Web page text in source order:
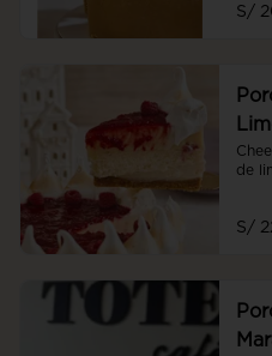
S/
de
S/